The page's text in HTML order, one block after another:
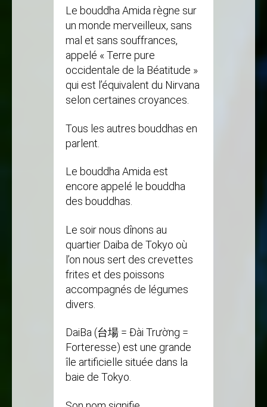
Le bouddha Amida règne sur
un monde merveilleux, sans
mal et sans souffrances,
appelé « Terre pure
occidentale de la Béatitude »
qui est l’équivalent du Nirvana
selon certaines croyances.
Tous les autres bouddhas en
parlent.
Le bouddha Amida est
encore appelé le bouddha
des bouddhas.
Le soir nous dînons au
quartier Daiba de Tokyo où
l’on nous sert des crevettes
frites et des poissons
accompagnés de légumes
divers.
DaiBa (台場 = Đài Trường =
Forteresse) est une grande
île artificielle située dans la
baie de Tokyo.